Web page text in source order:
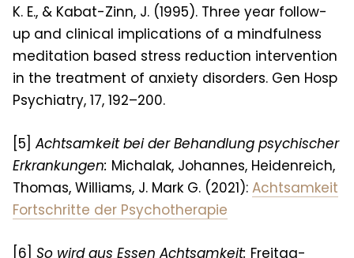
K. E., & Kabat-Zinn, J. (1995). Three year follow-
up and clinical implications of a mindfulness
meditation based stress reduction intervention
in the treatment of anxiety disorders. Gen Hosp
Psychiatry, 17, 192–200.
[5]Achtsamkeit bei der Behandlung psychischer
Erkrankungen: Michalak, Johannes, Heidenreich,
Thomas, Williams, J. Mark G. (2021): Achtsamkeit
Fortschritte der Psychotherapie
[6] So wird aus Essen Achtsamkeit: Freitag-